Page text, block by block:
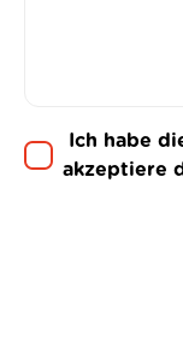
Ich habe
akzeptiere